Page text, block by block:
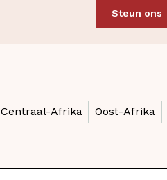
Steun ons
Centraal-Afrika Oost-Afrika